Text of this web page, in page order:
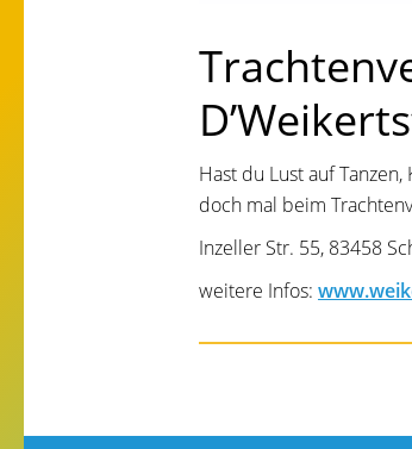
Hast du Lust auf
doch mal beim
Inzeller Str. 55, 83458
weitere Infos: